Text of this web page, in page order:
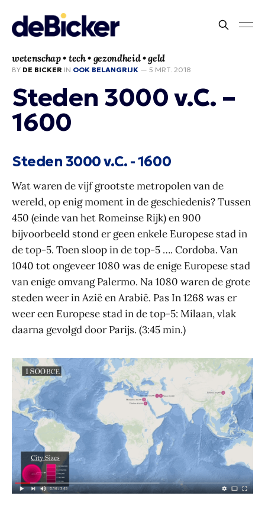
wetenschap • tech • gezondheid • geld
BY DE BICKER IN OOK BELANGRIJK — 5 MRT. 2018
Steden 3000 v.C. –
1600
Steden 3000 v.C. - 1600
Wat waren de vijf grootste metropolen van de
wereld, op enig moment in de geschiedenis? Tussen
450 (einde van het Romeinse Rijk) en 900
bijvoorbeeld stond er geen enkele Europese stad in
de top-5. Toen sloop in de top-5 …. Cordoba. Van
1040 tot ongeveer 1080 was de enige Europese stad
van enige omvang Palermo. Na 1080 waren de grote
steden weer in Azië en Arabië. Pas In 1268 was er
weer een Europese stad in de top-5: Milaan, vlak
daarna gevolgd door Parijs. (3:45 min.)